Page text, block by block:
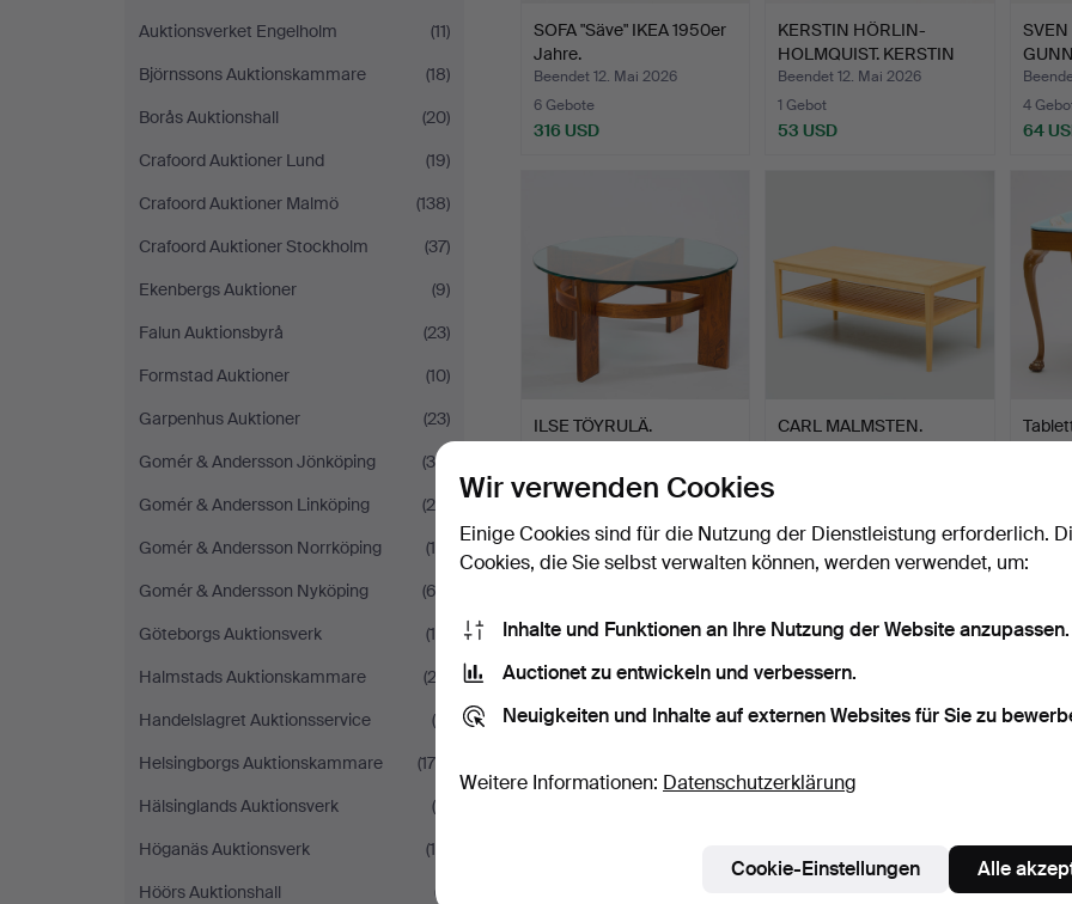
Auktionsverket Engelholm
(11)
Björnssons Auktionskammare
(18)
Borås Auktionshall
(20)
Crafoord Auktioner Lund
(19)
Crafoord Auktioner Malmö
(138)
Crafoord Auktioner Stockholm
(37)
Ekenbergs Auktioner
(9)
Falun Auktionsbyrå
(23)
Formstad Auktioner
(10)
Garpenhus Auktioner
(23)
Gomér & Andersson Jönköping
(38)
Gomér & Andersson Linköping
(20)
Gomér & Andersson Norrköping
(18)
Gomér & Andersson Nyköping
(62)
Göteborgs Auktionsverk
(19)
Halmstads Auktionskammare
(22)
Handelslagret Auktionsservice
(9)
Helsingborgs Auktionskammare
(179)
Hälsinglands Auktionsverk
(6)
Höganäs Auktionsverk
(15)
Höörs Auktionshall
(7)
SOFA "Säve" IKEA 1950er
Jahre.
Beendet 12. Mai 2026
6 Gebote
316 USD
KERSTIN HÖRLIN-
HOLMQUIST. KERSTIN
HÖRLIN-H…
Beendet 12. Mai 2026
1 Gebot
53 USD
4
64
ILSE TÖYRULÄ.
Couchtisch „L…
28 Gebote
347 USD
CARL MALMSTEN.
442 USD 58
Wir verwenden Cookies
Einige Cookies sind für die Nutzung der Dienstleistung erforderlich.
Cookies, die Sie selbst verwalten können, werden verwendet, um:
Inhalte und Funktionen an Ihre Nutzung der Website anzupassen.
Auctionet zu entwickeln und verbessern.
Neuigkeiten und Inhalte auf externen Websites für Sie zu
Weitere Informationen: Datenschutzerklärung
Cookie-Einstellungen Alle